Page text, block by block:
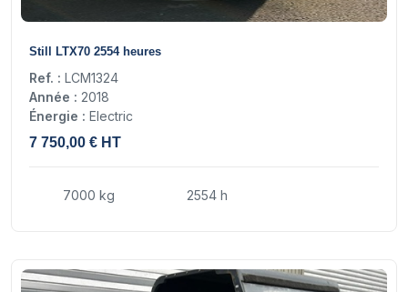
Still LTX70 2554 heures
Ref. : LCM1324
Année : 2018
Énergie : Electric
7 750,00 € HT
7000 kg 2554 h